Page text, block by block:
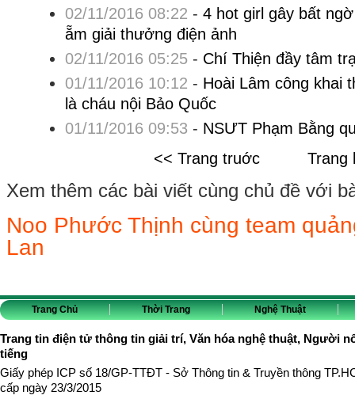
02/11/2016 08:22 - 4 hot girl gây bất
ẵm giải thưởng điện ảnh
02/11/2016 05:25- Chí Thiện đầy tâm
01/11/2016 10:12 - Hoài Lâm công khai
là cháu nội Bảo Quốc
01/11/2016 09:53 - NSƯT Phạm Bằng
<< Trang truớc
Trang
Xem thêm các bài viết cùng chủ đề với
Noo Phước Thịnh cùng team
Lan
Trang Chủ Thời Trang Nghệ Thuật
Trang tin điện tử thông tin giải trí, Văn hóa nghệ thuật, Người
tiếng
Giấy phép ICP số 18/GP-TTĐT - Sở Thông tin & Truyền thông
cấp ngày 23/3/2015